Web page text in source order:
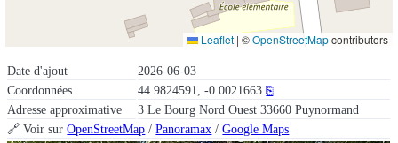
Date d'ajout
2026-06-03
Coordonnées
44.9824591, -0.0021663 ⎘
Adresse approximative
3 Le Bourg Nord Ouest 33660 Puynormand
🔗 Voir surOpenStreetMap /Panoramax /Google Maps
Leaflet | ©OpenStreetMapcontributors